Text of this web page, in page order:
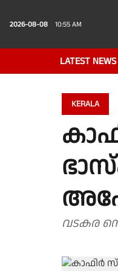
2026-08-08 10:55 AM
LATEST NEWS
KERALA
വടകര